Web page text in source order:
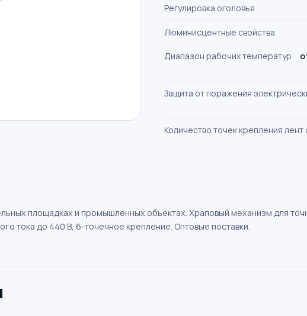
Регулировка оголовья
Люминисцентные свойства
Диапазон рабочих температур
Защита от поражения
Количество точек крепления лент
площадках и промышленных объектах. Храповый механизм для
тока до 440 В, 6-точечное крепление. Оптовые поставки.